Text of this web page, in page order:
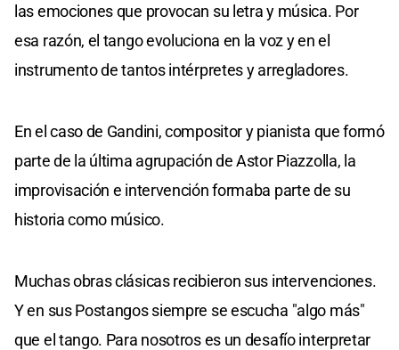
las emociones que provocan su letra y música. Por
esa razón, el tango evoluciona en la voz y en el
instrumento de tantos intérpretes y arregladores.
En el caso de Gandini, compositor y pianista que formó
parte de la última agrupación de Astor Piazzolla, la
improvisación e intervención formaba parte de su
historia como músico.
Muchas obras clásicas recibieron sus intervenciones.
Y en sus Postangos siempre se escucha "algo más"
que el tango. Para nosotros es un desafío interpretar